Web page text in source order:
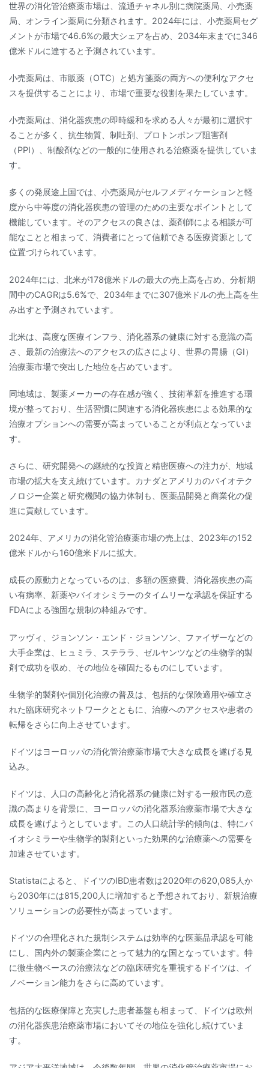
世界の消化管治療薬市場は、流通チャネル別に病院薬局、小売薬
局、オンライン薬局に分類されます。2024年には、小売薬局セグ
メントが市場で46.6%の最大シェアを占め、2034年末までに346
億米ドルに達すると予測されています。
小売薬局は、市販薬（OTC）と処方箋薬の両方への便利なアクセ
スを提供することにより、市場で重要な役割を果たしています。
小売薬局は、消化器疾患の即時緩和を求める人々が最初に選択す
ることが多く、抗生物質、制吐剤、プロトンポンプ阻害剤
（PPI）、制酸剤などの一般的に使用される治療薬を提供していま
す。
多くの発展途上国では、小売薬局がセルフメディケーションと軽
度から中等度の消化器疾患の管理のための主要なポイントとして
機能しています。そのアクセスの良さは、薬剤師による相談が可
能なことと相まって、消費者にとって信頼できる医療資源として
位置づけられています。
2024年には、北米が178億米ドルの最大の売上高を占め、分析期
間中のCAGRは5.6%で、2034年までに307億米ドルの売上高を生
み出すと予測されています。
北米は、高度な医療インフラ、消化器系の健康に対する意識の高
さ、最新の治療法へのアクセスの広さにより、世界の胃腸（GI）
治療薬市場で突出した地位を占めています。
同地域は、製薬メーカーの存在感が強く、技術革新を推進する環
境が整っており、生活習慣に関連する消化器疾患による効果的な
治療オプションへの需要が高まっていることが利点となっていま
す。
さらに、研究開発への継続的な投資と精密医療への注力が、地域
市場の拡大を支え続けています。カナダとアメリカのバイオテク
ノロジー企業と研究機関の協力体制も、医薬品開発と商業化の促
進に貢献しています。
2024年、アメリカの消化管治療薬市場の売上は、2023年の152
億米ドルから160億米ドルに拡大。
成長の原動力となっているのは、多額の医療費、消化器疾患の高
い有病率、新薬やバイオシミラーのタイムリーな承認を保証する
FDAによる強固な規制の枠組みです。
アッヴィ、ジョンソン・エンド・ジョンソン、ファイザーなどの
大手企業は、ヒュミラ、ステララ、ゼルヤンツなどの生物学的製
剤で成功を収め、その地位を確固たるものにしています。
生物学的製剤や個別化治療の普及は、包括的な保険適用や確立さ
れた臨床研究ネットワークとともに、治療へのアクセスや患者の
転帰をさらに向上させています。
ドイツはヨーロッパの消化管治療薬市場で大きな成長を遂げる見
込み。
ドイツは、人口の高齢化と消化器系の健康に対する一般市民の意
識の高まりを背景に、ヨーロッパの消化器系治療薬市場で大きな
成長を遂げようとしています。この人口統計学的傾向は、特にバ
イオシミラーや生物学的製剤といった効果的な治療薬への需要を
加速させています。
Statistaによると、ドイツのIBD患者数は2020年の620,085人か
ら2030年には815,200人に増加すると予想されており、新規治療
ソリューションの必要性が高まっています。
ドイツの合理化された規制システムは効率的な医薬品承認を可能
にし、国内外の製薬企業にとって魅力的な国となっています。特
に微生物ベースの治療法などの臨床研究を重視するドイツは、イ
ノベーション能力をさらに高めています。
包括的な医療保障と充実した患者基盤も相まって、ドイツは欧州
の消化器疾患治療薬市場においてその地位を強化し続けていま
す。